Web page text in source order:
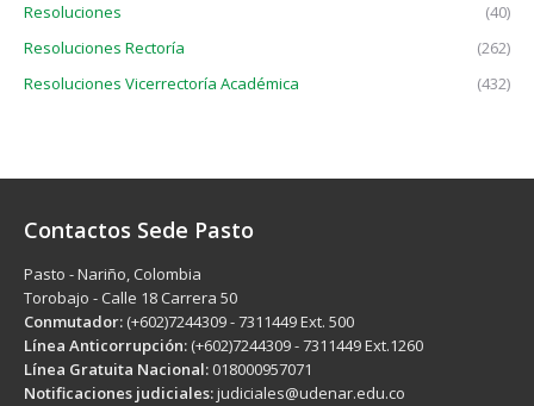
Resoluciones
(40)
Resoluciones Rectoría
(262)
Resoluciones Vicerrectoría Académica
(432)
Contactos Sede Pasto
Pasto - Nariño, Colombia
Torobajo - Calle 18 Carrera 50
Conmutador: (+602)7244309 - 7311449 Ext. 500
Línea Anticorrupción: (+602)7244309 - 7311449 Ext.1260
Línea Gratuita Nacional: 018000957071
Notificaciones judiciales:judiciales@udenar.edu.co